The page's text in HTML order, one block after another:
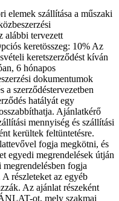
elemek szállítása a műszaki
alábbi tervezett
keretösszeg: 10% Az
keretszerződést kíván
6 hónapos
dokumentumok
a szerződéstervezetben
hatályát egy
Ajánlatkérő
mennyiség és szállítási
kerültek feltüntetésre.
fogja megkötni, és
egyedi megrendelések útján
fogja
részleteket az egyéb
Az ajánlat részeként
ot, mely szakmai